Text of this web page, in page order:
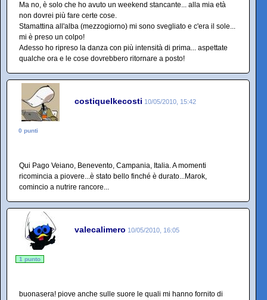
Ma no, è solo che ho avuto un weekend stancante... alla mia età
non dovrei più fare certe cose.
Stamattina all'alba (mezzogiorno) mi sono svegliato e c'era il sole...
mi è preso un colpo!
Adesso ho ripreso la danza con più intensità di prima... aspettate
qualche ora e le cose dovrebbero ritornare a posto!
costiquelkecosti 10/05/2010, 15:42
0 punti
Qui Pago Veiano, Benevento, Campania, Italia. A momenti
ricomincia a piovere...è stato bello finché è durato...Marok,
comincio a nutrire rancore...
valecalimero 10/05/2010, 16:05
1 punto
buonasera! piove anche sulle suore le quali mi hanno fornito di